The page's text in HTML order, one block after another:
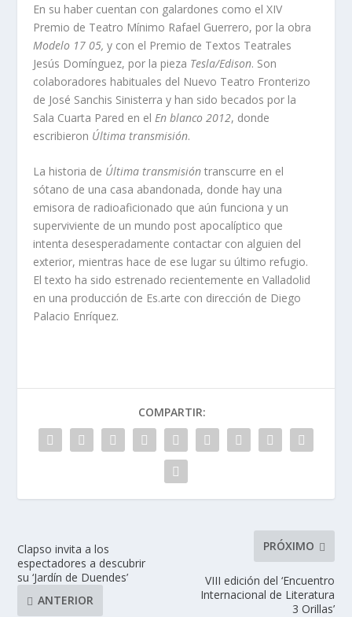
En su haber cuentan con galardones como el XIV
Premio de Teatro Mínimo Rafael Guerrero, por la obra
Modelo 17 05, y con el Premio de Textos Teatrales
Jesús Domínguez, por la pieza Tesla/Edison. Son
colaboradores habituales del Nuevo Teatro Fronterizo
de José Sanchis Sinisterra y han sido becados por la
Sala Cuarta Pared en el En blanco 2012, donde
escribieron Última transmisión.
La historia de Última transmisión transcurre en el
sótano de una casa abandonada, donde hay una
emisora de radioaficionado que aún funciona y un
superviviente de un mundo post apocalíptico que
intenta desesperadamente contactar con alguien del
exterior, mientras hace de ese lugar su último refugio.
El texto ha sido estrenado recientemente en Valladolid
en una producción de Es.arte con dirección de Diego
Palacio Enríquez.
COMPARTIR:
Clapso invita a los
espectadores a descubrir
su ‘Jardín de Duendes’
ANTERIOR
PRÓXIMO
VIII edición del ‘Encuentro
Internacional de Literatura
3 Orillas’